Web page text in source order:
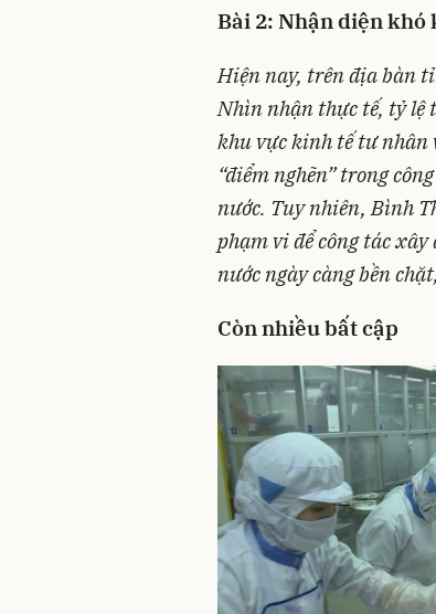
Bài 2: Nhận diện khó
Hiện nay, trên địa bàn
Nhìn nhận thực tế, tỷ lệ
khu vực kinh tế tư nhân
“điểm nghẽn” trong
nước. Tuy nhiên, Bình
phạm vi để công tác
nước ngày càng bền
Còn nhiều bất cập